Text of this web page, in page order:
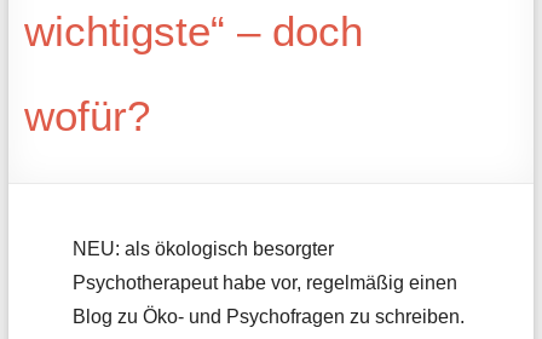
wichtigste“ – doch
wofür?
NEU: als ökologisch besorgter
Psychotherapeut habe vor, regelmäßig einen
Blog zu Öko- und Psychofragen zu schreiben.